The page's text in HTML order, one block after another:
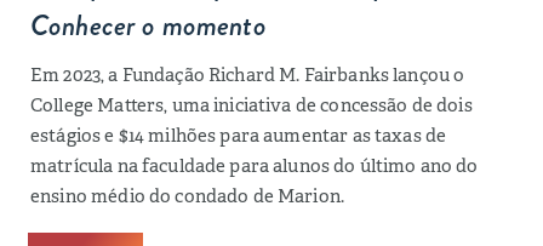
Conhecer o momento
Em 2023, a Fundação Richard M. Fairbanks lançou o
College Matters, uma iniciativa de concessão de dois
estágios e $14 milhões para aumentar as taxas de
matrícula na faculdade para alunos do último ano do
ensino médio do condado de Marion.